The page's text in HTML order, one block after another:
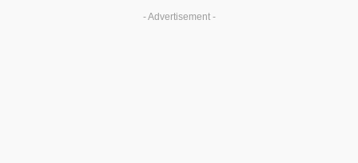
- Advertisement -